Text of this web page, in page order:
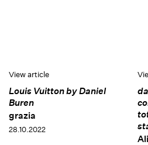
View article
Louis Vuitton by Daniel
Buren
grazia
28.10.2022